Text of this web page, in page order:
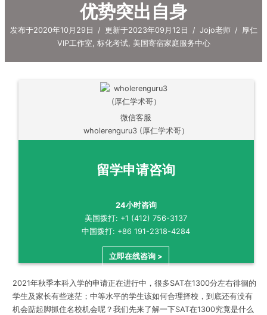
优势突出自身
发布于2020年10月29日 / 更新于2023年09月12日 / Jojo老师 / 厚仁
VIP工作室, 标化考试, 美国寄宿家庭服务中心
微信客服
wholerenguru3 (厚仁学术哥）
留学申请咨询
24小时咨询
美国拨打: +1 (412) 756-3137
中国拨打: +86 191-2318-4284
立即在线咨询 >
2021年秋季本科入学的申请正在进行中，很多SAT在1300分左右徘徊的
学生及家长有些迷茫；中等水平的学生该如何合理择校，到底还有没有
机会踮起脚抓住名校机会呢？我们先来了解一下SAT在1300究竟是什么